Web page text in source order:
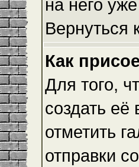
на него
Вернуться
Как
Для того,
создать
отметить
отправки